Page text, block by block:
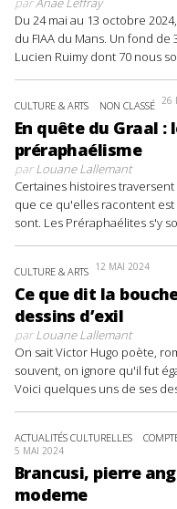
Du 24 mai au 13 octobre
du FIAA du Mans. Un fond
Lucien Ruimy dont 70 nous
CULTURE & ARTS NON CLASSÉ 26
En quête du Graal
préraphaélisme
parLouane Lallemant
Certaines histoires
que ce qu'elles racontent
sont. Les Préraphaélites s'y
CULTURE & ARTS 12 MAI 2024
Ce que dit la
dessins d’exil
parLouane Lallemant
On sait Victor Hugo poète,
souvent, on ignore qu'il fut
Voici quelques uns de ses
ACTUALITÉS CULTURELLES
5 MAI 2024
Brancusi, pierre
moderne